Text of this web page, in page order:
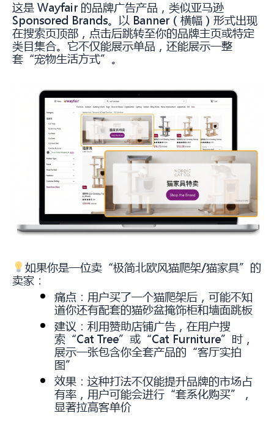
这是 Wayfair 的品牌广告产品，类似亚马逊
Sponsored Brands。以 Banner（横幅）形式出现
在搜索页顶部，点击后跳转至你的品牌主页或特定
类目集合。它不仅能展示单品，还能展示一整
套“宠物生活方式”。
如果你是一位卖“极简北欧风猫爬架/猫家具”的
卖家：
痛点：用户买了一个猫爬架后，可能不知
道你还有配套的猫砂盆掩饰柜和墙面跳板
建议：利用赞助店铺广告，在用户搜
索“Cat Tree”或“Cat Furniture”时，
展示一张包含你全套产品的“客厅实拍
图”
效果：这种打法不仅能提升品牌的市场占
有率，用户可能会进行“套系化购买”，
显著拉高客单价